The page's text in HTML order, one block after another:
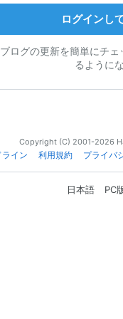
ログインし
ログの更新を簡単にチ
るように
Copyright (C) 2001-2026
ライン 利用規約 プライバ
日本語 PC